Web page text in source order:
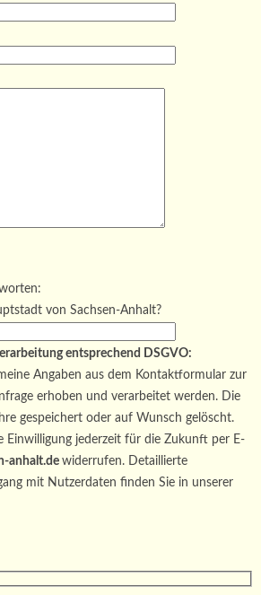
von Sachsen-Anhalt?
entsprechend DSGVO:
Angaben aus dem Kontaktformular zur
erhoben und verarbeitet werden. Die
gespeichert oder auf Wunsch gelöscht.
Einwilligung jederzeit für die Zukunft per E-
anhalt.de widerrufen. Detaillierte
mit Nutzerdaten finden Sie in unserer